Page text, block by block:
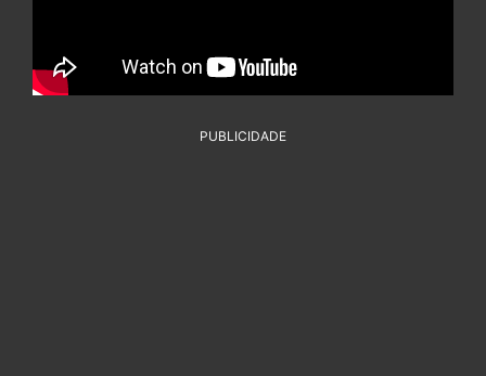
PUBLICIDADE